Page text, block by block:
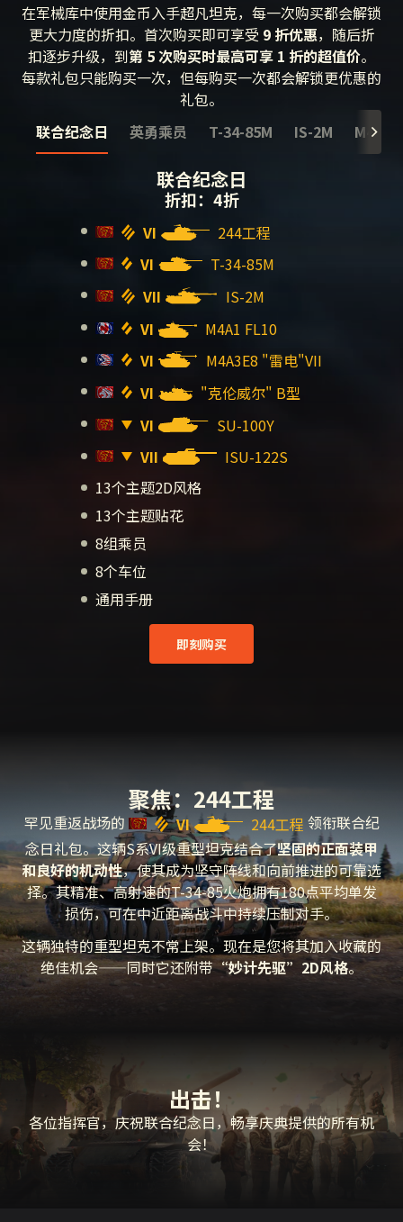
在军械库中使用金币入手超凡坦克，每一次购买都会解锁
更大力度的折扣。首次购买即可享受 9 折优惠，随后折
扣逐步升级，到第 5 次购买时最高可享 1 折的超值价。
每款礼包只能购买一次，但每购买一次都会解锁更优惠的
礼包。
联合纪念日
英勇乘员 T-34-85M IS-2M M4A1
联合纪念日
折扣：4折
VI
244工程
VI
T-34-85M
VII
IS-2M
VI
M4A1 FL10
VI
M4A3E8 "雷电"VII
VI
"克伦威尔" B型
VI
SU-100Y
VII
ISU-122S
13个主题2D风格
13个主题贴花
8组乘员
8个车位
通用手册
即刻购买
聚焦：244工程
罕见重返战场的 VI 244工程 领衔联合纪
念日礼包。这辆S系VI级重型坦克结合了坚固的正面装甲
和良好的机动性，使其成为坚守阵线和向前推进的可靠选
择。其精准、高射速的T-34-85火炮拥有180点平均单发
损伤，可在中近距离战斗中持续压制对手。
这辆独特的重型坦克不常上架。现在是您将其加入收藏的
绝佳机会——同时它还附带“妙计先驱”2D风格。
出击！
各位指挥官，庆祝联合纪念日，畅享庆典提供的所有机
会！